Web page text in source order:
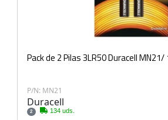
Pack de 2 Pilas 3LR50 Duracell
P/N: MN21
Duracell
2 134 uds.